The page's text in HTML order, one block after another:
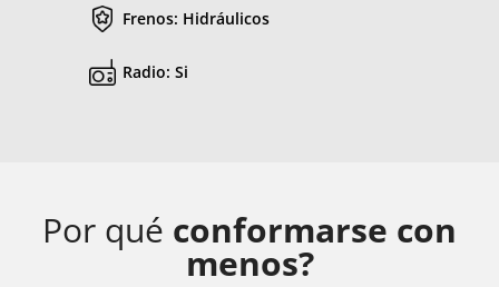
Frenos: Hidráulicos
Radio: Si
Por qué conformarse con
menos?